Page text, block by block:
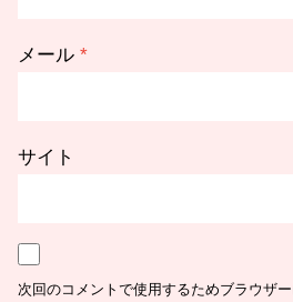
メール *
サイト
次回のコメントで使用するためブラウザ